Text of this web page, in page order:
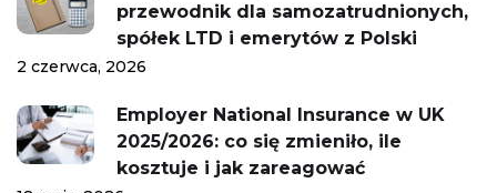
przewodnik dla samozatrudnionych,
spółek LTD i emerytów z Polski
2 czerwca, 2026
Employer National Insurance w UK
2025/2026: co się zmieniło, ile
kosztuje i jak zareagować